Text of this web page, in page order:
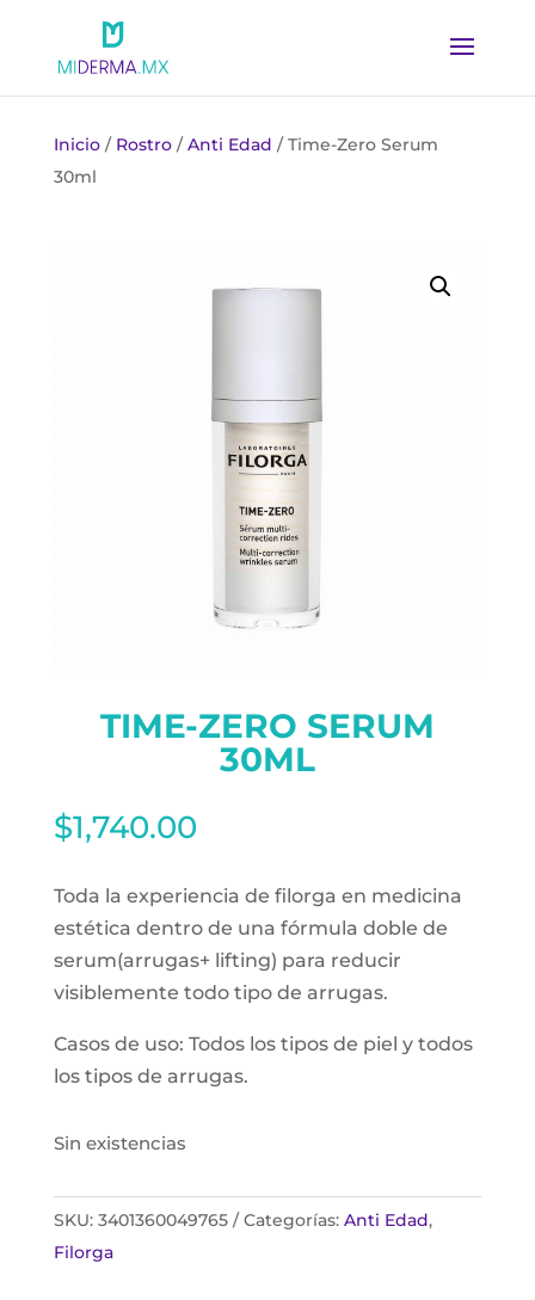
Inicio/ Rostro/Anti Edad / Time-Zero Serum
30ml
TIME-ZERO SERUM
30ML
$1,740.00
Toda la experiencia de filorga en medicina
estética dentro de una fórmula doble de
serum(arrugas+ lifting) para reducir
visiblemente todo tipo de arrugas.
Casos de uso: Todos los tipos de piel y todos
los tipos de arrugas.
Sin existencias
SKU: 3401360049765 Categorías: Anti Edad,
Filorga